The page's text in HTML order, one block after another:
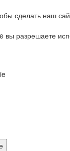
сделать наш
разрешаете